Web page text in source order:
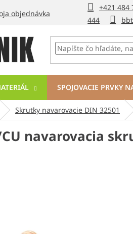
+421 484
444
objednávka
SPOJOVACIE PRVKY
Skrutky navarovacie DIN 32501
navarovacia